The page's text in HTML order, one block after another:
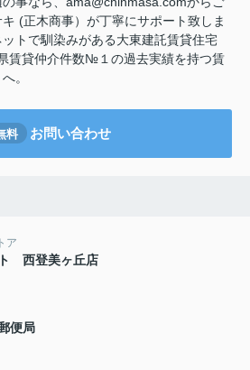
(正木商事）が丁寧にサポート致しま
トで馴染みがある大東建託賃貸住宅
賃貸仲介件数№１の過去実績を持つ賃
。
料 お問い合わせ
ア
西登美ヶ丘店
便局